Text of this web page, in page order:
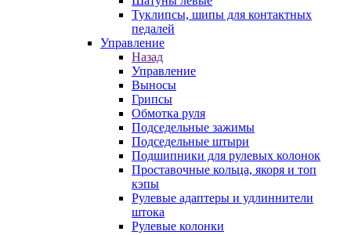
Туклипсы, шипы для контактных
педалей
Управление
Назад
Управление
Выносы
Грипсы
Обмотка руля
Подседельные зажимы
Подседельные штыри
Подшипники для рулевых колонок
Проставочные кольца, якоря и топ
кэпы
Рулевые адаптеры и удлиннители
штока
Рулевые колонки